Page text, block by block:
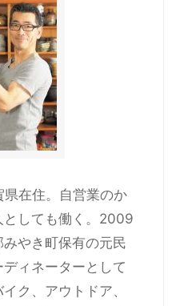
在住。自営業のか
としても働く。2009
やき町保有の元民
ィネーターとして
ク、アウトドア、